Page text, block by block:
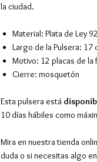
la ciudad.
Material: Plata de Ley
Largo de la Pulsera: 17
Motivo: 12 placas de la
Cierre: mosquetón
Esta pulsera está
10 días hábiles como
Mira en nuestra tienda
duda o si necesitas algo